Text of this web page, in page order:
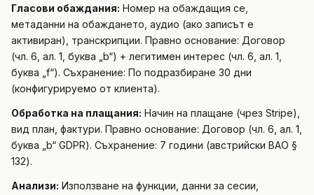
Гласови обаждания: Номер на обаждащия се,
метаданни на обаждането, аудио (ако записът е
активиран), транскрипции. Правно основание: Договор
(чл. 6, ал. 1, буква „b“) + легитимен интерес (чл. 6, ал. 1,
буква „f“). Съхранение: По подразбиране 30 дни
(конфигурируемо от клиента).
Обработка на плащания: Начин на плащане (чрез Stripe),
вид план, фактури. Правно основание: Договор (чл. 6, ал. 1,
буква „b“ GDPR). Съхранение: 7 години (австрийски BAO §
132).
Анализи: Използване на функции, данни за сесии,